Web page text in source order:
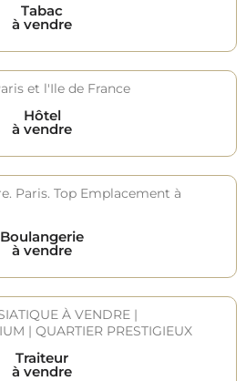
Tabac
à vendre
Hôtel
à vendre
Boulangerie
à vendre
Traiteur
à vendre